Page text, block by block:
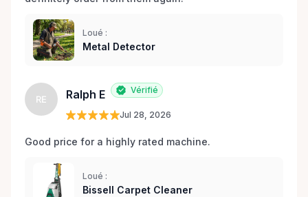
Loué :
Metal Detector
RE Ralph E Vérifié
Jul 28, 2026
Good price for a highly rated machine.
Loué :
Bissell Carpet Cleaner